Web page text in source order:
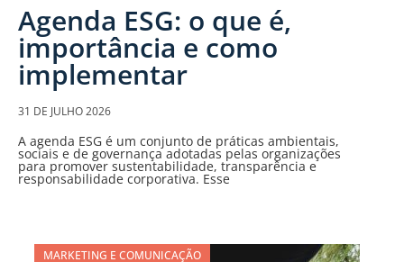
Agenda ESG: o que é,
importância e como
implementar
31 DE JULHO 2026
A agenda ESG é um conjunto de práticas ambientais,
sociais e de governança adotadas pelas organizações
para promover sustentabilidade, transparência e
responsabilidade corporativa. Esse
MARKETING E COMUNICAÇÃO